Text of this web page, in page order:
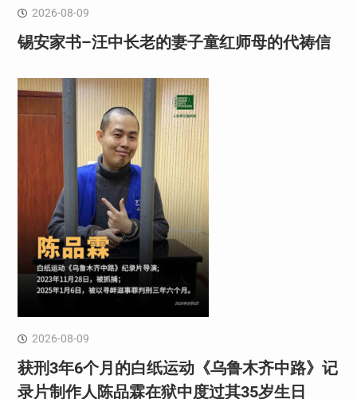
2026-08-09
锡安家书–汪中长老的妻子童红⁩师母的代祷信
2026-08-09
获刑3年6个月的白纸运动《乌鲁木齐中路》记
录片制作人陈品霖在狱中度过其35岁生日